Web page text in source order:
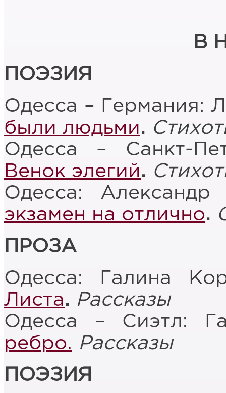
В
ПОЭЗИЯ
Одесса – Германия:
были людьми.
Одесса – Санкт-
Венок элегий.
Одесса:
экзамен на отлично.
ПРОЗА
Одесса: Галина
Листа. Рассказы
Одесса – Сиэтл:
ребро. Рассказы
ПОЭЗИЯ